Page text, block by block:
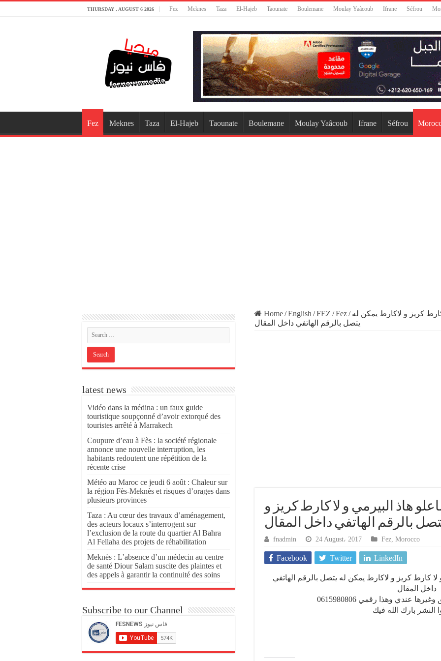
THURSDAY , AUGUST 6 2026 Fez Meknes Taza El-Hajeb Taounate Boulemane Moulay Yaâcoub Ifrane Séfrou
Fez Meknes Taza El-Hajeb Taounate Boulemane Moulay Yaâcoub Ifrane Séfrou
Home/English /FEZ /Fez/ كريز و لاكارط يمكن له
يتصل بالرقم الهاتفي داخل المقال
هاذ البيرمي و لا كارط كريز و
بالرقم الهاتفي داخل المقال
fnadmin 24 August، 2017 Fez, Morocco
Facebook Twitter LinkedIn
كارط كريز و لاكارط يمكن له يتصل بالرقم الهاتفي
داخل المقال
عندي وهذا رقمي 0615980806
النشر بارك الله فيك
latest news
Vidéo dans la médina : un faux guide
touristique soupçonné d’avoir extorqué des
touristes arrêté à Marrakech
Coupure d’eau à Fès : la société régionale
annonce une nouvelle interruption, les
habitants redoutent une répétition de la
récente crise
Météo au Maroc ce jeudi 6 août : Chaleur sur
la région Fès-Meknès et risques d’orages dans
plusieurs provinces
Taza : Au cœur des travaux d’aménagement,
des acteurs locaux s’interrogent sur
l’exclusion de la route du quartier Al Bahra
Al Fellaha des projets de réhabilitation
Meknès : L’absence d’un médecin au centre
de santé Diour Salam suscite des plaintes et
des appels à garantir la continuité des soins
Subscribe to our Channel